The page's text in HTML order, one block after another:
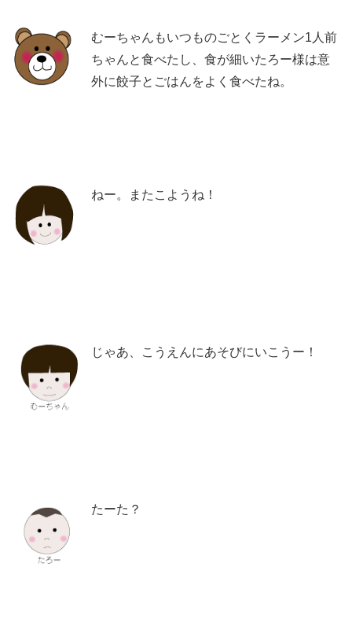
むーちゃんもいつものごとくラーメン1人前
ちゃんと食べたし、食が細いたろー様は意
外に餃子とごはんをよく食べたね。
ねー。またこようね！
じゃあ、こうえんにあそびにいこうー！
たーた？